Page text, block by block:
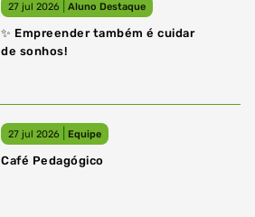
27 jul 2026 Aluno Destaque
✨ Empreender também é cuidar
de sonhos!
27 jul 2026 Equipe
Café Pedagógico